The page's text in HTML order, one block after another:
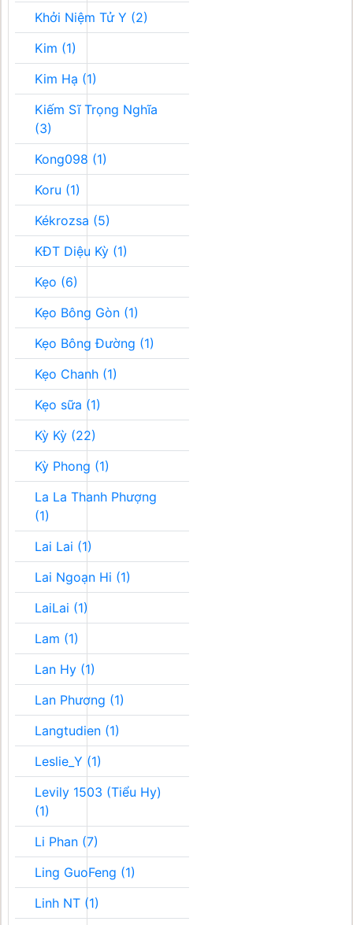
Khởi Niệm Tử Y (2)
Kim (1)
Kim Hạ (1)
Kiếm Sĩ Trọng Nghĩa
(3)
Kong098 (1)
Koru (1)
Kékrozsa (5)
KĐT Diệu Kỳ (1)
Kẹo (6)
Kẹo Bông Gòn (1)
Kẹo Bông Đường (1)
Kẹo Chanh (1)
Kẹo sữa (1)
Kỳ Kỳ (22)
Kỳ Phong (1)
La La Thanh Phượng
(1)
Lai Lai (1)
Lai Ngoạn Hi (1)
LaiLai (1)
Lam (1)
Lan Hy (1)
Lan Phương (1)
Langtudien (1)
Leslie_Y (1)
Levily 1503 (Tiểu Hy)
(1)
Li Phan (7)
Ling GuoFeng (1)
Linh NT (1)